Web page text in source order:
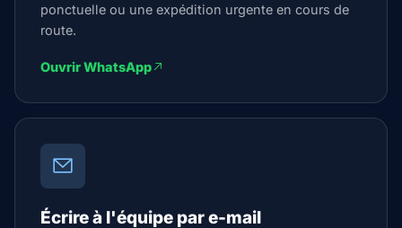
ponctuelle ou une expédition urgente en cours de
route.
Ouvrir WhatsApp
Écrire à l'équipe par e-mail